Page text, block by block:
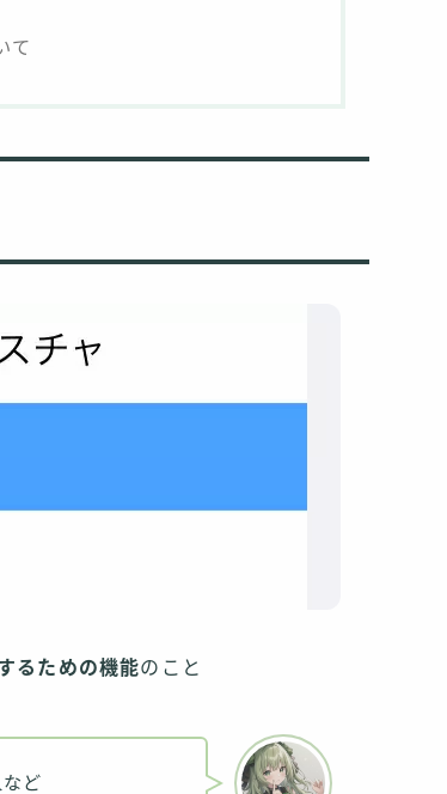
て
るための機能のこと
ど